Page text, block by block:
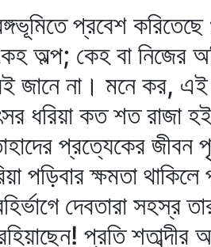
প্রবেশ করিতেছে
অল্প; কেহ বা নিজের
জানে না। মনে কর,
ধরিয়া কত শত রাজা
প্রত্যেকের জীবন
ক্ষমতা থাকিলে
দেবতারা সহস্র
প্রতি